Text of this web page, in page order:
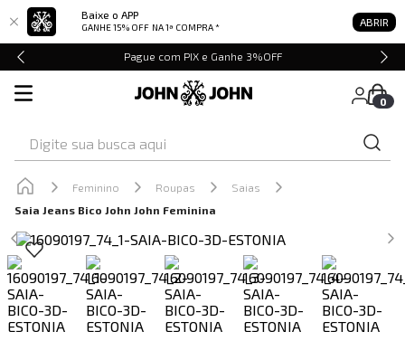
Baixe o APP
GANHE 15% OFF NA 1ª COMPRA * ABRIR
Pague com PIX e Ganhe 3%OFF
0
Feminino Roupas
Saias
Saia Jeans Bico John John Feminina